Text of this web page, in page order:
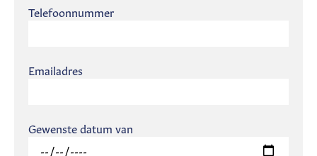
Telefoonnummer
Emailadres
Gewenste datum van